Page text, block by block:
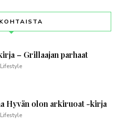
– Grillaajan parhaat
Hyvän olon arkiruoat -kirja